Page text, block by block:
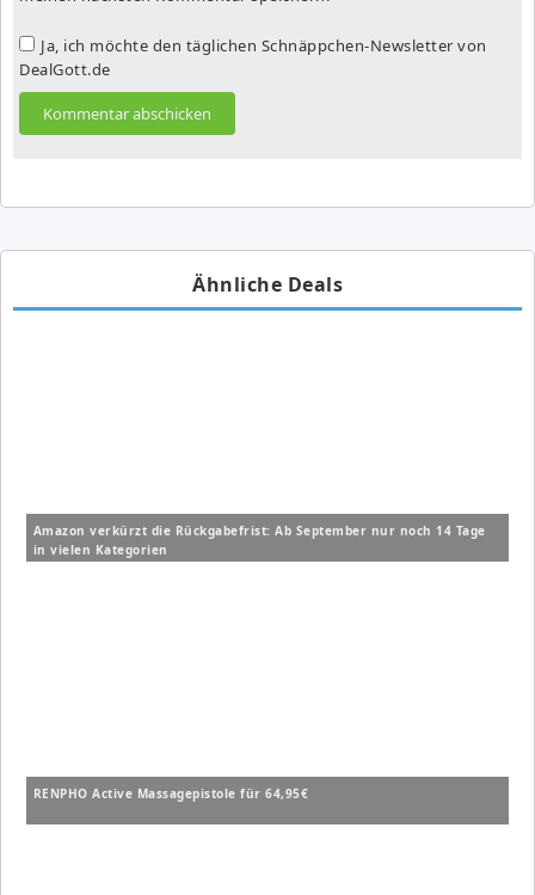
Ja, ich möchte den täglichen Schnäppchen-Newsletter von
DealGott.de
Ähnliche Deals
Amazon verkürzt die Rückgabefrist: Ab September nur noch 14 Tage
in vielen Kategorien
RENPHO Active Massagepistole für 64,95€